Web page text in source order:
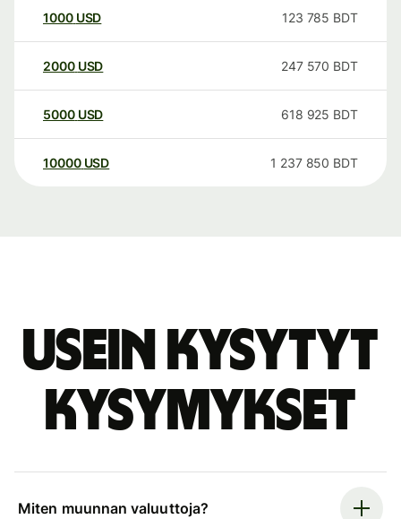
1000 USD 123 785 BDT
2000 USD 247 570 BDT
5000 USD 618 925 BDT
10000 USD 1 237 850 BDT
Usein kysytyt
kysymykset
Miten muunnan valuuttoja?